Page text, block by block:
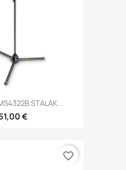
STALAK...
€
favorite_border